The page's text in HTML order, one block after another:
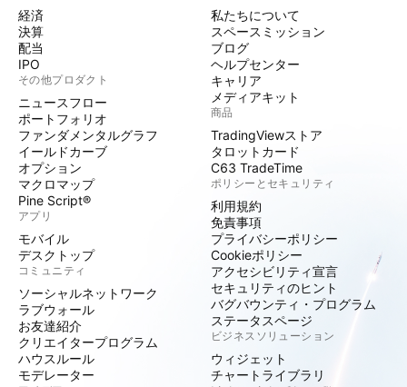
経済
決算
配当
IPO
その他プロダクト
ニュースフロー
ポートフォリオ
ファンダメンタルグラフ
イールドカーブ
オプション
マクロマップ
Pine Script®
アプリ
モバイル
デスクトップ
コミュニティ
ソーシャルネットワーク
ラブウォール
お友達紹介
クリエイタープログラム
ハウスルール
モデレーター
私たちについて
スペースミッション
ブログ
ヘルプセンター
キャリア
メディアキット
商品
TradingViewストア
タロットカード
C63 TradeTime
ポリシーとセキュリティ
利用規約
免責事項
プライバシーポリシー
Cookieポリシー
アクセシビリティ宣言
セキュリティのヒント
バグバウンティ・プログラム
ステータスページ
ビジネスソリューション
ウィジェット
チャートライブラリ